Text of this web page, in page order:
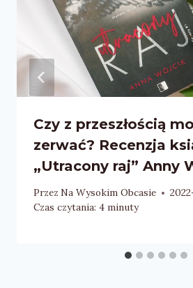
Czy z przeszłością
zerwać? Recenzja
„Utracony raj” Anny
Przez Na Wysokim Obcasie
Czas czytania: 4 minuty